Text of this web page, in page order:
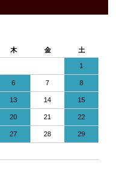
木 金 土
1
6 7 8
13 14 15
20 21 22
27 28 29